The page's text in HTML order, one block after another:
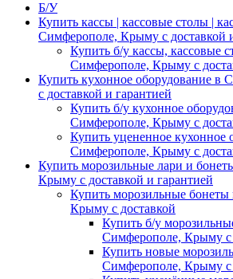
Б/У
Купить кассы | кассовые столы |
Симферополе, Крыму с доставкой
Купить б/у кассы, кассовые
Симферополе, Крыму с
Купить кухонное оборудование в
с доставкой и гарантией
Купить б/у кухонное
Симферополе, Крыму с
Купить уцененное кухонное
Симферополе, Крыму с
Купить морозильные лари и
Крыму с доставкой и гарантией
Купить морозильные
Крыму с доставкой
Купить б/у
Симферополе, Крыму с
Купить новые
Симферополе, Крыму с